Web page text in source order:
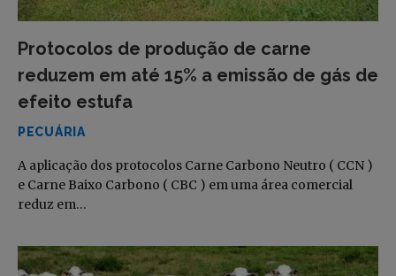
Protocolos de produção de carne
reduzem em até 15% a emissão de gás de
efeito estufa
PECUÁRIA
A aplicação dos protocolos Carne Carbono Neutro ( CCN )
e Carne Baixo Carbono ( CBC ) em uma área comercial
reduz em…